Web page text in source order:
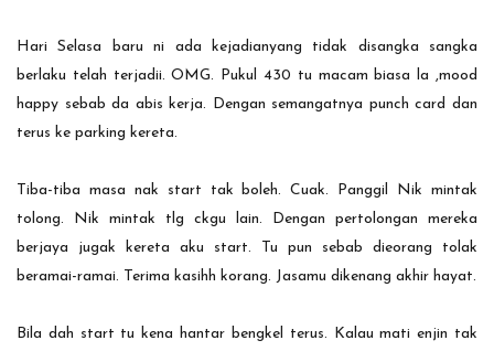
Hari Selasa baru ni ada kejadianyang tidak disangka sangka
berlaku telah terjadii. OMG. Pukul 430 tu macam biasa la ,mood
happy sebab da abis kerja. Dengan semangatnya punch card dan
terus ke parking kereta.
Tiba-tiba masa nak start tak boleh. Cuak. Panggil Nik mintak
tolong. Nik mintak tlg ckgu lain. Dengan pertolongan mereka
berjaya jugak kereta aku start. Tu pun sebab dieorang tolak
beramai-ramai. Terima kasihh korang. Jasamu dikenang akhir hayat.
Bila dah start tu kena hantar bengkel terus. Kalau mati enjin tak